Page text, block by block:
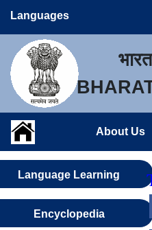
Languages
About Us
Language Learning
Encyclopedia